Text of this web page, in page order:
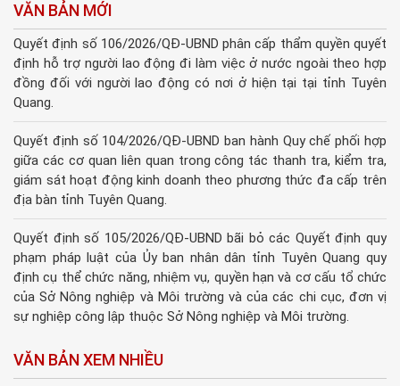
VĂN BẢN MỚI
Quyết định số 106/2026/QĐ-UBND phân cấp thẩm quyền quyết
định hỗ trợ người lao động đi làm việc ở nước ngoài theo hợp
đồng đối với người lao động có nơi ở hiện tại tại tỉnh Tuyên
Quang.
Quyết định số 104/2026/QĐ-UBND ban hành Quy chế phối hợp
giữa các cơ quan liên quan trong công tác thanh tra, kiểm tra,
giám sát hoạt động kinh doanh theo phương thức đa cấp trên
địa bàn tỉnh Tuyên Quang.
Quyết định số 105/2026/QĐ-UBND bãi bỏ các Quyết định quy
phạm pháp luật của Ủy ban nhân dân tỉnh Tuyên Quang quy
định cụ thể chức năng, nhiệm vụ, quyền hạn và cơ cấu tổ chức
của Sở Nông nghiệp và Môi trường và của các chi cục, đơn vị
sự nghiệp công lập thuộc Sở Nông nghiệp và Môi trường.
VĂN BẢN XEM NHIỀU